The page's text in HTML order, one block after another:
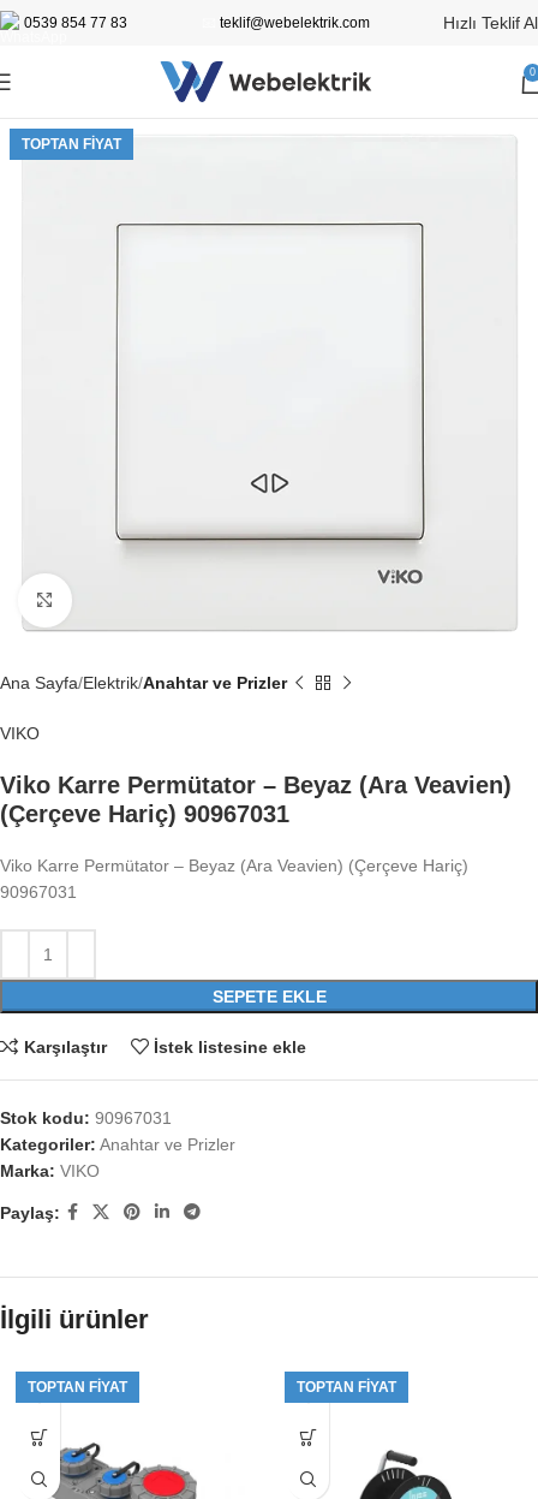
0539 854 77 83 teklif@webelektrik.com Hızlı Teklif Al
0
TOPTAN FIYAT
Ana Sayfa Elektrik Anahtar ve Prizler
VIKO
Viko Karre Permütator – Beyaz (Ara Veavien)
(Çerçeve Hariç) 90967031
Viko Karre Permütator – Beyaz (Ara Veavien) (Çerçeve Hariç)
90967031
SEPETE EKLE
Karşılaştır İstek listesine ekle
Stok kodu: 90967031
Kategoriler: Anahtar ve Prizler
Marka: VIKO
Paylaş:
İlgili ürünler
TOPTAN FIYAT TOPTAN FIYAT